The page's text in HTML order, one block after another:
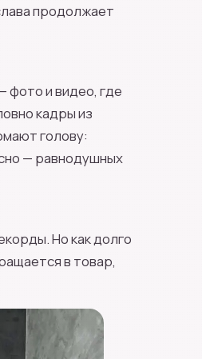
продолжает
фото и видео, где
кадры из
голову:
— равнодушных
Но как долго
в товар,